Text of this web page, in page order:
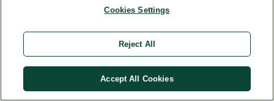
u
Cookies Settings
Reject All
Accept All Cookies